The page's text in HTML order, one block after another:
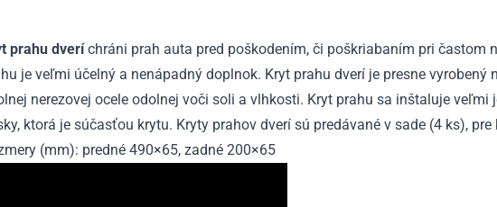
prahu dveríchráni prah auta pred poškodením, či poškriabaním pri častom
je veľmi účelný a nenápadný doplnok. Kryt prahu dverí je presne vyrobený
nerezovej ocele odolnej voči soli a vlhkosti. Kryt prahu sa inštaluje
ktorá je súčasťou krytu. Kryty prahov dverí sú predávané v sade (4 ks), pre
(mm): predné 490×65, zadné 200×65